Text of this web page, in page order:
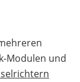
Modulen und